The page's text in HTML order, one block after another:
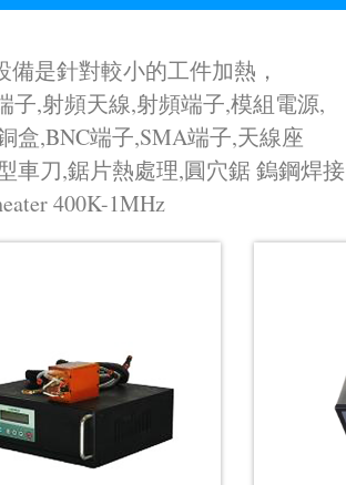
備是針對較小的工件加熱，
子,射頻天線,射頻端子,模組電源,
盒,BNC端子,SMA端子,天線座
車刀,鋸片熱處理,圓穴鋸 鎢鋼焊接
400K-1MHz